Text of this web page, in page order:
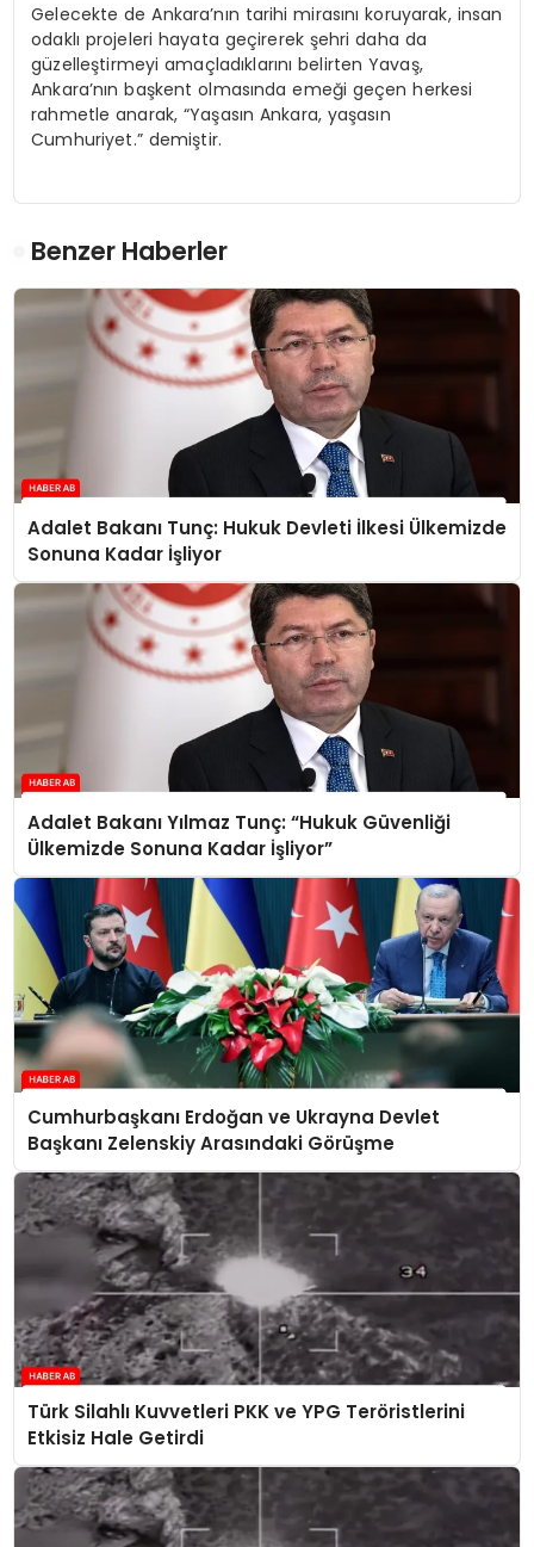
Gelecekte de Ankara’nın tarihi mirasını koruyarak, insan
odaklı projeleri hayata geçirerek şehri daha da
güzelleştirmeyi amaçladıklarını belirten Yavaş,
Ankara’nın başkent olmasında emeği geçen herkesi
rahmetle anarak, “Yaşasın Ankara, yaşasın
Cumhuriyet.” demiştir.
Benzer Haberler
Adalet Bakanı Tunç: Hukuk Devleti İlkesi Ülkemizde
Sonuna Kadar İşliyor
Adalet Bakanı Yılmaz Tunç: “Hukuk Güvenliği
Ülkemizde Sonuna Kadar İşliyor”
Cumhurbaşkanı Erdoğan ve Ukrayna Devlet
Başkanı Zelenskiy Arasındaki Görüşme
Türk Silahlı Kuvvetleri PKK ve YPG Teröristlerini
Etkisiz Hale Getirdi